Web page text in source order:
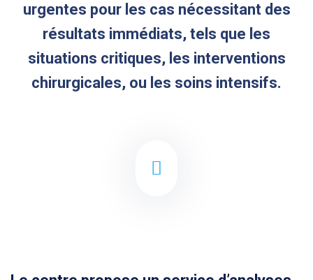
urgentes pour les cas nécessitant des
résultats immédiats, tels que les
situations critiques, les interventions
chirurgicales, ou les soins intensifs.